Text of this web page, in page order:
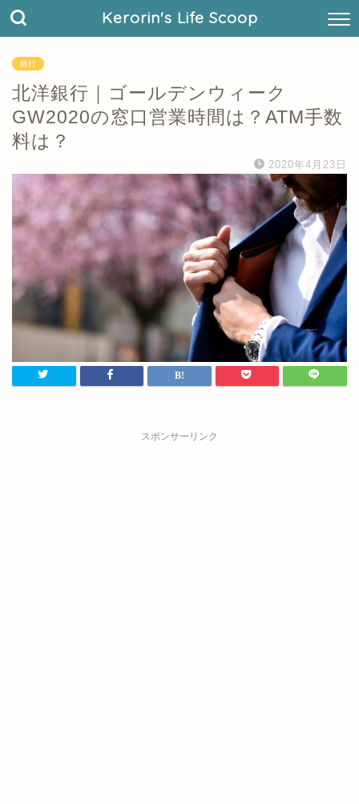
Kerorin's Life Scoop
銀行
北洋銀行｜ゴールデンウィーク
GW2020の窓口営業時間は？ATM手数
料は？
2020年4月23日
スポンサーリンク